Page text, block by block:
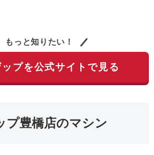
もっと知りたい！
プを公式サイトで見る
プ豊橋店のマシン